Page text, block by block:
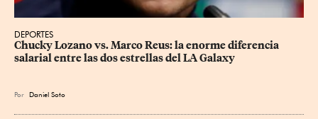
DEPORTES
Chucky Lozano vs. Marco Reus: la enorme diferencia
salarial entre las dos estrellas del LA Galaxy
Por Daniel Soto